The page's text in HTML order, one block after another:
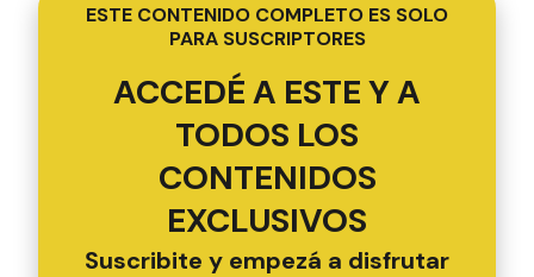
ESTE CONTENIDO COMPLETO ES SOLO
PARA SUSCRIPTORES
ACCEDÉ A ESTE Y A
TODOS LOS
CONTENIDOS
EXCLUSIVOS
Suscribite y empezá a disfrutar